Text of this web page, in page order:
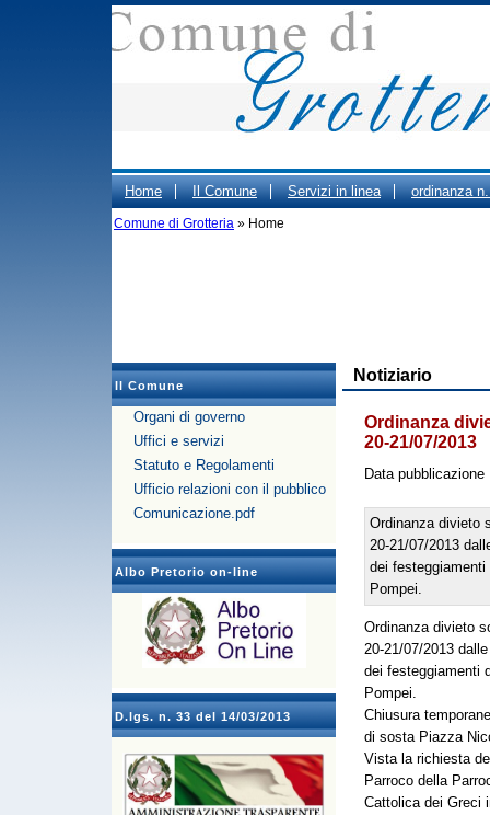
Home Il Comune Servizi in linea
ordinanza
ORARIO CIMITERO
Comune di Grotteria » Home
Il Comune
Organi di governo
Uffici e servizi
Statuto e Regolamenti
Ufficio relazioni con il pubblico
Comunicazione.pdf
Albo Pretorio on-line
D.lgs. n. 33 del 14/03/2013
Notiziario
Ordinanza
20-21/07/2013
Data
Ordinanza divieto
20-21/07/2013
dei festeggiamenti
Pompei.
Ordinanza divieto
20-21/07/2013
dei festeggiamenti
Pompei.
Chiusura
di sosta Piazza
Vista la richiesta
Parroco della
Cattolica dei Greci